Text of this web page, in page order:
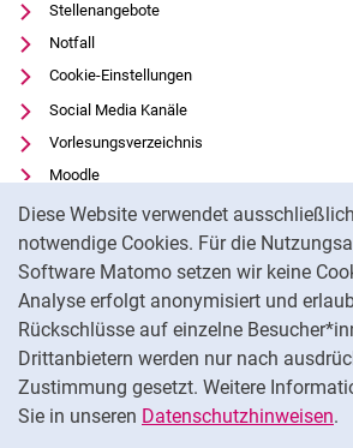
Diese Website verwendet
notwendige Cookies. Für die
Software Matomo setzen wir keine
Analyse erfolgt anonymisiert und
Rückschlüsse auf einzelne
Drittanbietern werden nur nach
Zustimmung gesetzt. Weitere
Sie in unseren Datenschutzhinweisen.
Stellenangebote
Notfall
Cookie-Einstellungen
Social Media Kanäle
Vorlesungsverzeichnis
Moodle
Panopto
Universitätsbibliothek
Datenschutz
Barrierefreiheit
Transparenter KI-Einsatz